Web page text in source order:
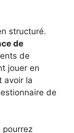
structuré.
de
de
jouer en
avoir la
de
pourrez